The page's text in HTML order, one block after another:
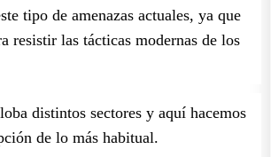
tipo de amenazas actuales, ya que
resistir las tácticas modernas de los
distintos sectores y aquí hacemos
de lo más habitual.